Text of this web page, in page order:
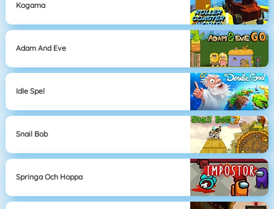
Kogama
Adam And Eve
Idle Spel
Snail Bob
Springa Och Hoppa